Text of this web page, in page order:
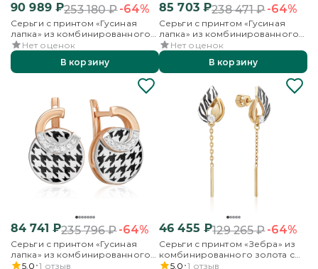
90 989₽253 180₽-64%
Серьги с принтом «Гусиная
лапка» из комбинированного
золота с фианитами и эмалью
Нет оценок
В корзину
85 703₽238 471₽-64%
Серьги с принтом «Гусиная
лапка» из комбинированного
золота с фианитами и эмалью
Нет оценок
В корзину
84 741 ₽235 796₽-64%
Серьги с принтом «Гусиная
лапка» из комбинированного
золота с фианитами и эмалью
5.0 1 отзыв
46 455 ₽129 265₽-64%
Серьги с принтом «Зебра» из
комбинированного золота с
фианитом и эмалью
5.0 1 отзыв